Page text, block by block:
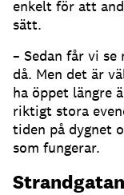
enkelt för att
sätt.
– Sedan får vi
då. Men det är
ha öppet längre
riktigt stora
tiden på dygnet
som fungerar.